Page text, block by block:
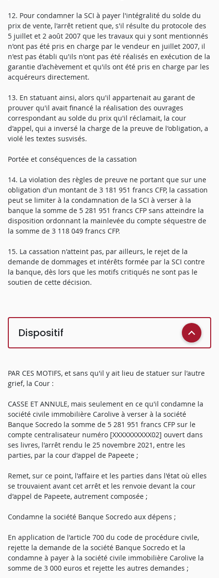
12. Pour condamner la SCI à payer l'intégralité du solde du
prix de vente, l'arrêt retient que, s'il résulte du protocole des
5 juillet et 2 août 2007 que les travaux qui y sont mentionnés
n'ont pas été pris en charge par le vendeur en juillet 2007, il
n'est pas établi qu'ils n'ont pas été réalisés en exécution de la
garantie d'achèvement et qu'ils ont été pris en charge par les
acquéreurs directement.
13. En statuant ainsi, alors qu'il appartenait au garant de
prouver qu'il avait financé la réalisation des ouvrages
correspondant au solde du prix qu'il réclamait, la cour
d'appel, qui a inversé la charge de la preuve de l'obligation, a
violé les textes susvisés.
Portée et conséquences de la cassation
14. La violation des règles de preuve ne portant que sur une
obligation d'un montant de 3 181 951 francs CFP, la cassation
peut se limiter à la condamnation de la SCI à verser à la
banque la somme de 5 281 951 francs CFP sans atteindre la
disposition ordonnant la mainlevée du compte séquestre de
la somme de 3 118 049 francs CFP.
15. La cassation n'atteint pas, par ailleurs, le rejet de la
demande de dommages et intérêts formée par la SCI contre
la banque, dès lors que les motifs critiqués ne sont pas le
soutien de cette décision.
Dispositif
PAR CES MOTIFS, et sans qu'il y ait lieu de statuer sur l'autre
grief, la Cour :
CASSE ET ANNULE, mais seulement en ce qu'il condamne la
société civile immobilière Carolive à verser à la société
Banque Socredo la somme de 5 281 951 francs CFP sur le
compte centralisateur numéro [XXXXXXXXXX02] ouvert dans
ses livres, l'arrêt rendu le 25 novembre 2021, entre les
parties, par la cour d'appel de Papeete ;
Remet, sur ce point, l'affaire et les parties dans l'état où elles
se trouvaient avant cet arrêt et les renvoie devant la cour
d'appel de Papeete, autrement composée ;
Condamne la société Banque Socredo aux dépens ;
En application de l'article 700 du code de procédure civile,
rejette la demande de la société Banque Socredo et la
condamne à payer à la société civile immobilière Carolive la
somme de 3 000 euros et rejette les autres demandes ;